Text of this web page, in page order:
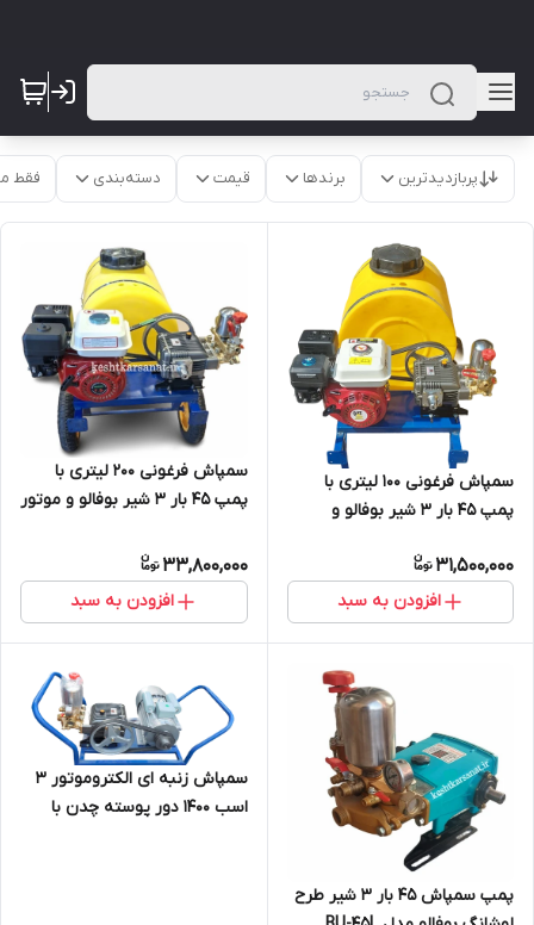
پربازدیدترین برندها قیمت دسته‌بندی فقط
سمپاش فرغونی 100 لیتری با
پمپ 45 بار 3 شیر بوفالو و
31,500,000
افزودن به سبد
سمپاش فرغونی 200 لیتری با
پمپ 45 بار 3 شیر بوفالو و موتور
33,800,000
افزودن به سبد
پمپ سمپاش 45 بار 3 شیر طرح
سمپاش زنبه ای الکتروموتور 3
اسب 1400 دور پوسته چدن با